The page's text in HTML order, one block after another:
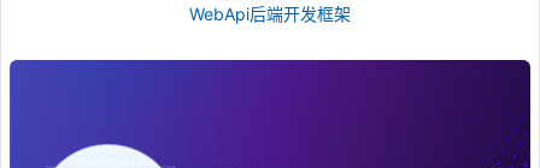
WebApi后端开发框架